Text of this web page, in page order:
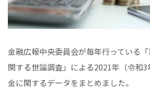
金融広報中央委員会が毎年行っている
関する世論調査」による2021年（令和
金に関するデータをまとめました。